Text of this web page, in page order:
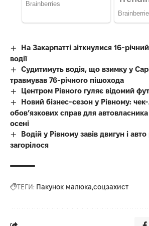
На Закарпатті зіткнулися 16-
водії
Судитимуть водія, що взимку у
травмував 76-річного пішохода
Центром Рівного гуляє відомий
Новий бізнес-сезон у Рівному:
обов’язкових справ для
осені
Водій у Рівному завів двигун і
загорілося
ТЕГИ: Пакунок малюка соцзахист